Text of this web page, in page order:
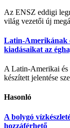
Az ENSZ eddigi
világ vezetői új
Latin-Amerikának
kiadásaikat az
A Latin-Amerikai
készített jelentése
Hasonló
A bolygó
hozzáférhető